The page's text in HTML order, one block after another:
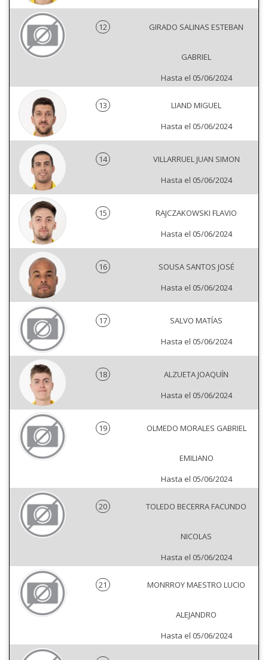
12 GIRADO SALINAS ESTEBAN
GABRIEL
Hasta el 05/06/2024
13
LIAND MIGUEL
Hasta el 05/06/2024
14
VILLARRUEL JUAN SIMON
Hasta el 05/06/2024
15
RAJCZAKOWSKI FLAVIO
Hasta el 05/06/2024
16
SOUSA SANTOS JOSÉ
Hasta el 05/06/2024
17
SALVO MATÍAS
Hasta el 05/06/2024
18
ALZUETA JOAQUÍN
Hasta el 05/06/2024
19 OLMEDO MORALES GABRIEL
EMILIANO
Hasta el 05/06/2024
20 TOLEDO BECERRA FACUNDO
NICOLAS
Hasta el 05/06/2024
21 MONRROY MAESTRO LUCIO
ALEJANDRO
Hasta el 05/06/2024